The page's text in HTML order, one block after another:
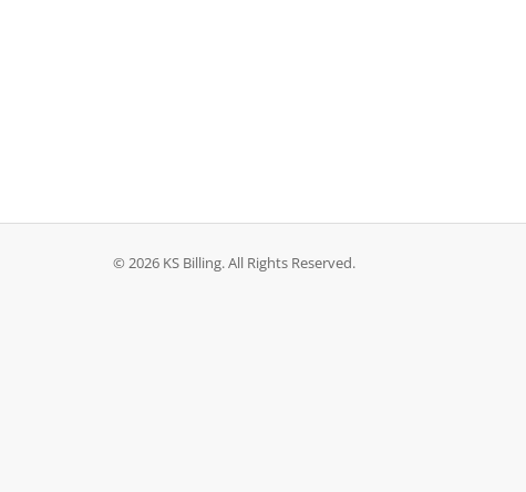
© 2026 KS Billing. All Rights Reserved.